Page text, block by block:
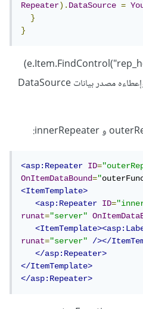
Repeater).DataSource =
}
}
فمن خلال e.Item.FindControl("rep_hello") as Repeater)
يمكنك الوصول إلى المكرر الثاني وإعطاءه مصدر بيانات DataSource
<asp:Repeater ID=
OnItemDataBound="
<ItemTemplate>
<asp:Repeater
ID=
runat="server"
runat="server"
/></
</asp:Repeater>
</ItemTemplate>
</asp:Repeater>